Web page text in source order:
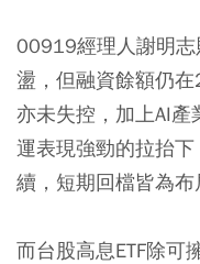
00919經理人謝明
盪，但融資餘額仍
亦未失控，加上AI
運表現強勁的拉抬
續，短期回檔皆為布
而台股高息ETF除可